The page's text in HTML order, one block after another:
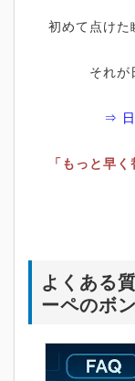
初めて点けた
それが
⇒ 日
「もっと早
よくある
ーペのボ